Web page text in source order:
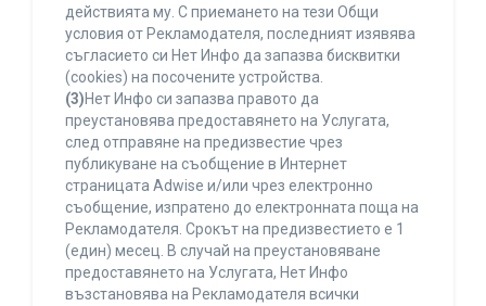
действията му. С приемането на тези Общи
условия от Рекламодателя, последният изявява
съгласието си Нет Инфо да запазва бисквитки
(cookies) на посочените устройства.
(3)Нет Инфо си запазва правото да
преустановява предоставянето на Услугата,
след отправяне на предизвестие чрез
публикуване на съобщение в Интернет
страницата Adwise и/или чрез електронно
съобщение, изпратено до електронната поща на
Рекламодателя. Срокът на предизвестието е 1
(един) месец. В случай на преустановяване
предоставянето на Услугата, Нет Инфо
възстановява на Рекламодателя всички